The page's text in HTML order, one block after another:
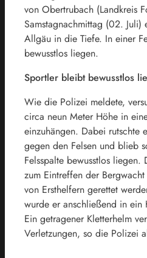
von Obertrubach (Landkreis
Samstagnachmittag (02. Juli)
Allgäu in die Tiefe. In einer
bewusstlos liegen.
Sportler bleibt bewusstlos
Wie die Polizei meldete,
circa neun Meter Höhe in
einzuhängen. Dabei rutschte
gegen den Felsen und blieb
Felsspalte bewusstlos
zum Eintreffen der
von Ersthelfern gerettet
wurde er anschließend in ein
Ein getragener Kletterhelm
Verletzungen, so die Polizei